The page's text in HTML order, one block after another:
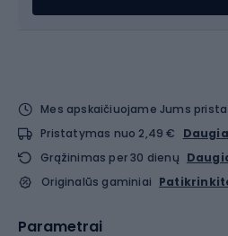
Mes apskaičiuojame Jums
Pristatymas nuo 2,49 €
Grąžinimas per 30 dienų
Originalūs gaminiai
Parametrai